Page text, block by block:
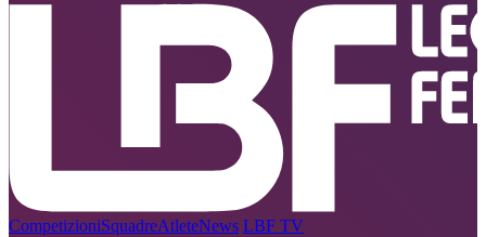
CompetizioniSquadreAtleteNews LBF TV